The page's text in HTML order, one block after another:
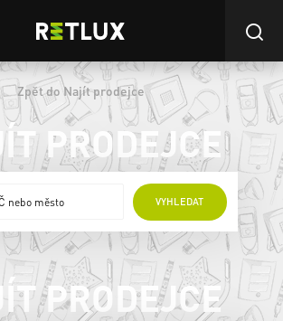
Zpět do Najít prodejce
PRODEJCE
VYHLEDAT
PRODEJCI
PRODEJCE